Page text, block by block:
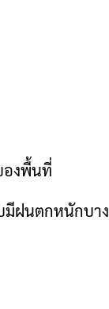
องพื้นที่
มีฝนตกหนักบาง